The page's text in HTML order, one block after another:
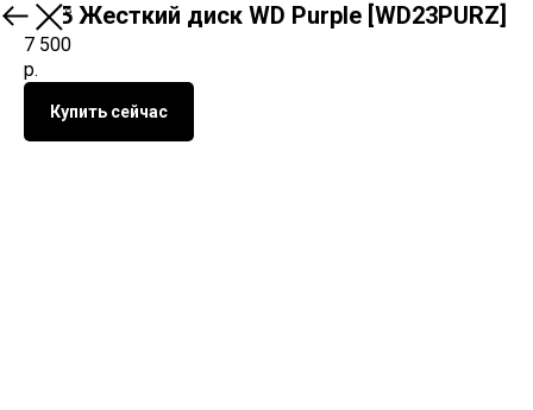
О продукте
2 ТБ Жесткий диск WD Purple [WD23PURZ]
7 500
р.
Купить сейчас